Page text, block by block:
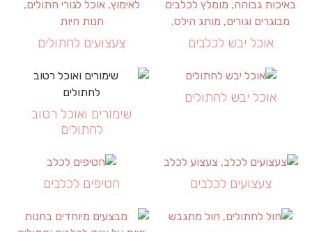
אוכל יבש לכלבים צעצועים לחתולים
אוכל יבש לחתולים
שימורים ואוכל רטוב
לחתולים
צעצועים לכלבים חטיפים לכלבים